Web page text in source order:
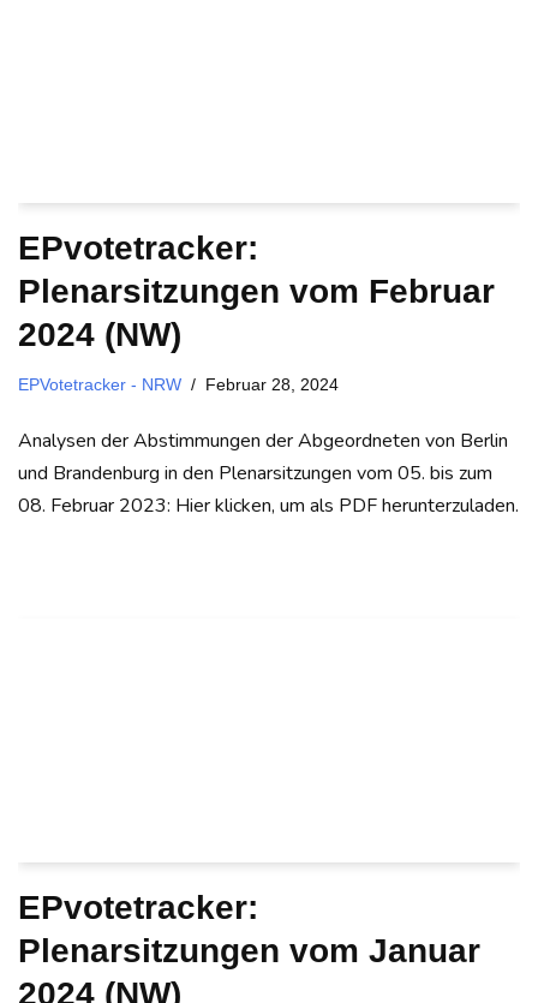
EPvotetracker:
Plenarsitzungen vom Februar
2024 (NW)
EPVotetracker - NRW Februar 28, 2024
Analysen der Abstimmungen der Abgeordneten von Berlin
und Brandenburg in den Plenarsitzungen vom 05. bis zum
08. Februar 2023: Hier klicken, um als PDF herunterzuladen.
EPvotetracker:
Plenarsitzungen vom Januar
2024 (NW)